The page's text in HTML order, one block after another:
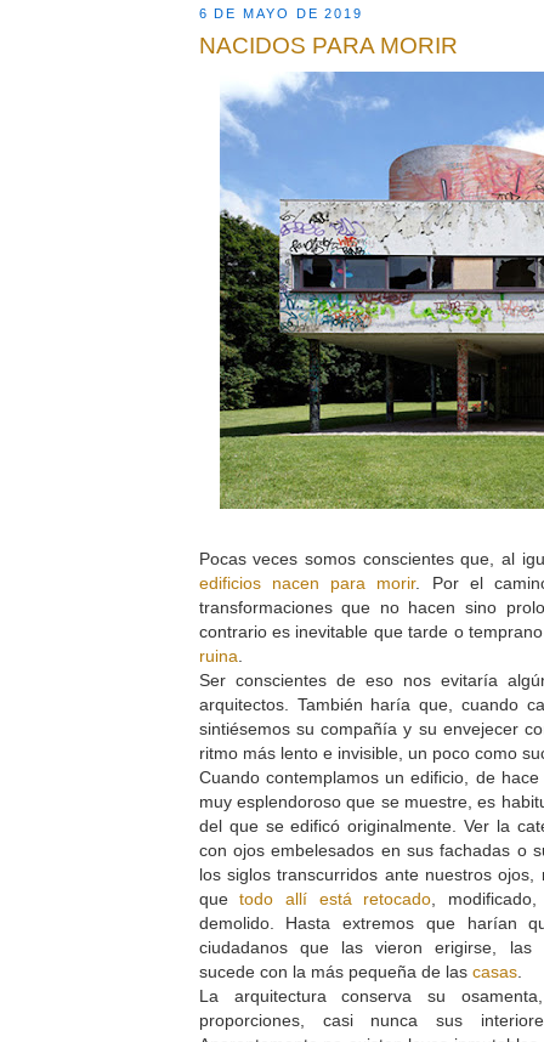
6 DE MAYO DE 2019
NACIDOS PARA MORIR
Pocas veces somos conscientes que, al
edificios nacen para morir. Por el
transformaciones que no hacen sino
contrario es inevitable que tarde o
ruina
Ser conscientes de eso nos evitaría
arquitectos. También haría que, cuando
sintiésemos su compañía y su envejecer
ritmo más lento e invisible, un poco como
Cuando contemplamos un edificio, de
muy esplendoroso que se muestre, es
del que se edificó originalmente. Ver la
con ojos embelesados en sus fachadas o
los siglos transcurridos ante nuestros
quetodo allí está retocado ,
demolido. Hasta extremos que harían
ciudadanos que las vieron erigirse, las
sucede con la más pequeña de las casas.
La arquitectura conserva su
proporciones, casi nunca sus